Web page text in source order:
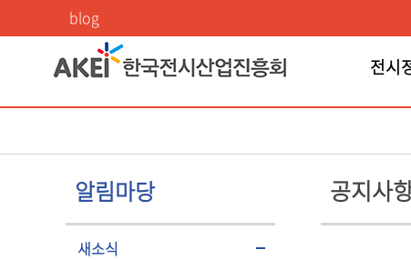
blog
전시
공지사항
알림마당
새소식
공지사